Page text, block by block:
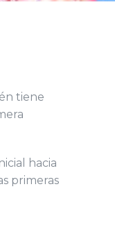
tiene
hacia
primeras